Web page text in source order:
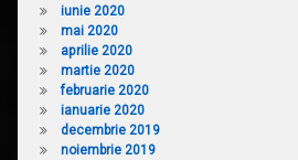
iunie 2020
mai 2020
aprilie 2020
martie 2020
februarie 2020
ianuarie 2020
decembrie 2019
noiembrie 2019